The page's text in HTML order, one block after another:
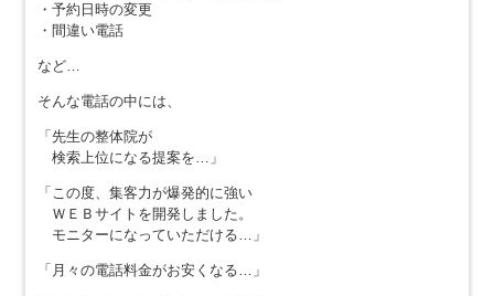
・予約日時の変更
・間違い電話
など…
そんな電話の中には、
「先生の整体院が
検索上位になる提案を…」
「この度、集客力が爆発的に強い
ＷＥＢサイトを開発しました。
モニターになっていただける…」
「月々の電話料金がお安くなる…」